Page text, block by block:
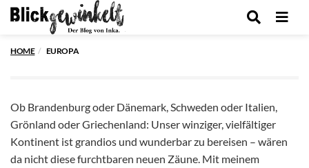
Menu
HOME EUROPA
Ob Brandenburg oder Dänemark, Schweden oder Italien,
Grönland oder Griechenland: Unser winziger, vielfältiger
Kontinent ist grandios und wunderbar zu bereisen – wären
da nicht diese furchtbaren neuen Zäune. Mit meinem